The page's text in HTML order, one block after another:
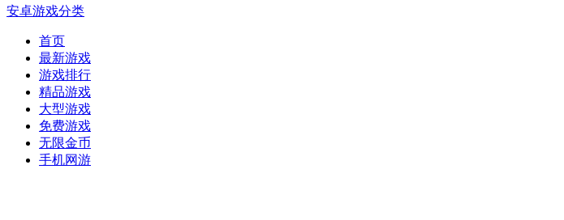
安卓游戏分类
首页
最新游戏
游戏排行
精品游戏
大型游戏
免费游戏
无限金币
手机网游